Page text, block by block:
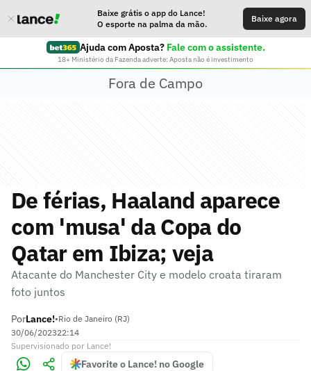
Baixe grátis o app do Lance!
O esporte na palma da mão.
Baixe agora
Ajuda com Aposta? Fale com o assistente.
18+ Ministério da Fazenda adverte: Aposta não é investimento
Fora de Campo
De férias, Haaland aparece
com 'musa' da Copa do
Qatar em Ibiza; veja
Atacante do Manchester City e modelo croata tiraram
foto juntos
PorLance!•Rio de Janeiro (RJ)
30/06/202322:14
Supervisionado por Lance!
Favorite o Lance! no Google